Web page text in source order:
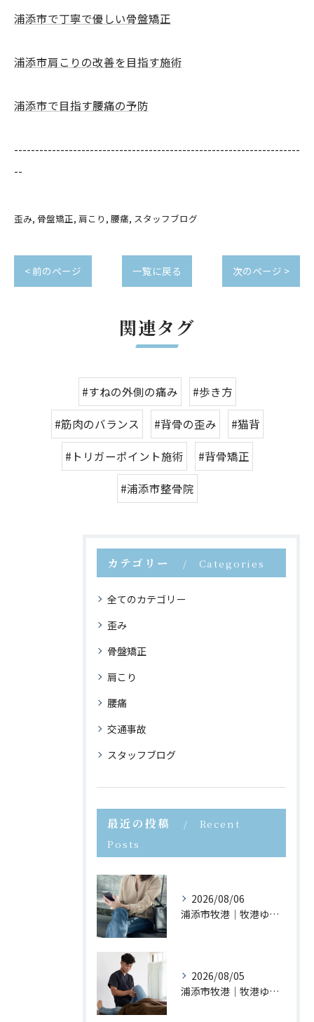
浦添市で丁寧で優しい骨盤矯正
浦添市肩こりの改善を目指す施術
浦添市で目指す腰痛の予防
--------------------------------------------------------------------
--
歪み 骨盤矯正 肩こり 腰痛 スタッフブログ
< 前のページ 一覧に戻る 次のページ >
関連タグ
#すねの外側の痛み #歩き方
#筋肉のバランス #背骨の歪み #猫背
#トリガーポイント施術 #背骨矯正
#浦添市整骨院
カテゴリー Categories
全てのカテゴリー
歪み
骨盤矯正
肩こり
腰痛
交通事故
スタッフブログ
最近の投稿
Recent
Posts
2026/08/06
浦添市牧港｜牧港ゆがみ鍼灸整骨院｜スマホ首が身体に与える影響とは？
2026/08/05
浦添市牧港｜牧港ゆがみ鍼灸整骨院｜夏休みに増えるスポーツ障害とは？